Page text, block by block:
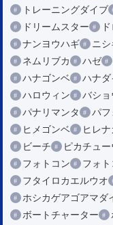
トレーニングダイブ
ドリームスター
ナンヨウハギ
ニシ
ネムリブカ
ハゼ
ハナゴンベ
ハナダ
ハロウィン
バシ
パナリマンタ
パフ
ヒメゴンベ
ヒレ
ビーチ
ピカチュ
フォトコン
フォト
フタイロカエルウオ
ホシカゲアゴアマダ
ボートチャーター